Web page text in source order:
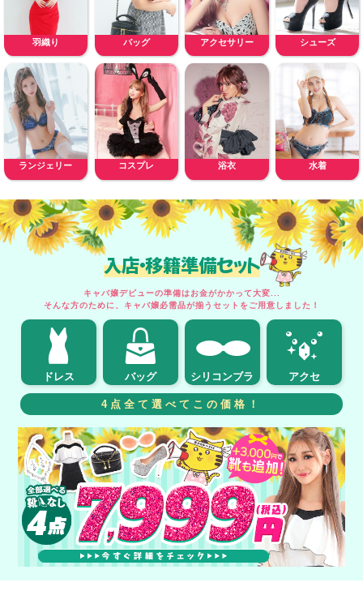
羽織り バッグ アクセサリー シューズ
ランジェリー コスプレ 浴衣 水着
入店・移籍準備セット
キャバ嬢デビューの準備はお金がかかって大変...
そんな方のために、キャバ嬢必需品が揃うセットをご用意しました！
ドレス バッグ シリコンブラ アクセ
4点全て選べてこの価格！